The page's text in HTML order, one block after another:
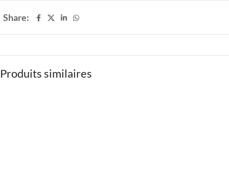
Share:
Produits similaires